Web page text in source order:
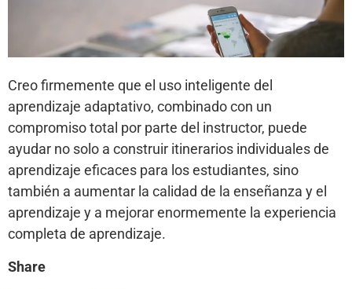
Creo firmemente que el uso inteligente del
aprendizaje adaptativo, combinado con un
compromiso total por parte del instructor, puede
ayudar no solo a construir itinerarios individuales de
aprendizaje eficaces para los estudiantes, sino
también a aumentar la calidad de la enseñanza y el
aprendizaje y a mejorar enormemente la experiencia
completa de aprendizaje.
Share